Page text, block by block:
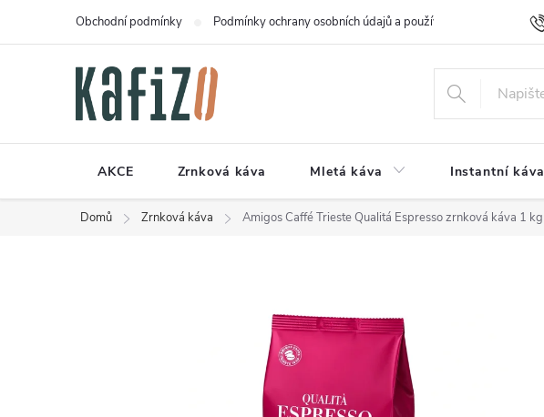
Obchodní podmínky Podmínky ochrany osobních údajů a používání souborů cookies
AKCE Zrnková káva Mletá káva Instantní káva
Domů Zrnková káva Amigos Caffé Trieste Qualitá Espresso zrnková káva 1 kg